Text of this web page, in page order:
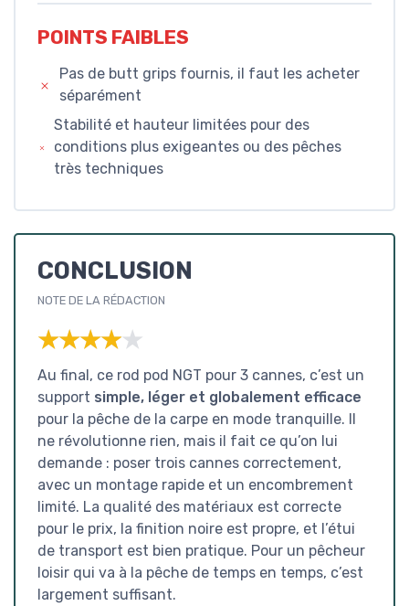
POINTS FAIBLES
Pas de butt grips fournis, il faut les acheter
séparément
Stabilité et hauteur limitées pour des
conditions plus exigeantes ou des pêches
très techniques
CONCLUSION
NOTE DE LA RÉDACTION
★★★★★
★★★★★
Au final, ce rod pod NGT pour 3 cannes, c’est un
support simple, léger et globalement efficace
pour la pêche de la carpe en mode tranquille. Il
ne révolutionne rien, mais il fait ce qu’on lui
demande : poser trois cannes correctement,
avec un montage rapide et un encombrement
limité. La qualité des matériaux est correcte
pour le prix, la finition noire est propre, et l’étui
de transport est bien pratique. Pour un pêcheur
loisir qui va à la pêche de temps en temps, c’est
largement suffisant.